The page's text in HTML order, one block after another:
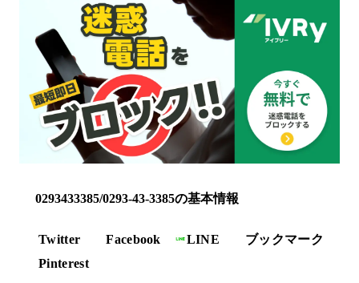
0293433385/0293-43-3385の基本情報
Twitter Facebook LINE
ブックマーク
Pinterest